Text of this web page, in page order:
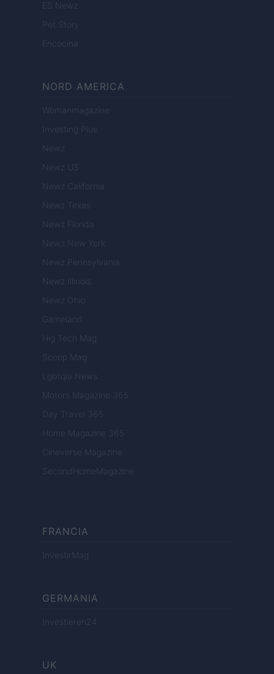
ES Newz
Pet Story
Encocina
NORD AMERICA
Womanmagazine
Investing Plus
Newz
Newz US
Newz California
Newz Texas
Newz Florida
Newz New York
Newz Pennsylvania
Newz Illinois
Newz Ohio
Gameland
Hig Tech Mag
Scoop Mag
Lgbtqia News
Motors Magazine 365
Day Travel 365
Home Magazine 365
Cineverse Magazine
SecondHomeMagazine
FRANCIA
InvestirMag
GERMANIA
Investieren24
UK